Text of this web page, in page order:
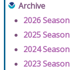
Archive
2026 Season
2025 Season
2024 Season
2023 Season